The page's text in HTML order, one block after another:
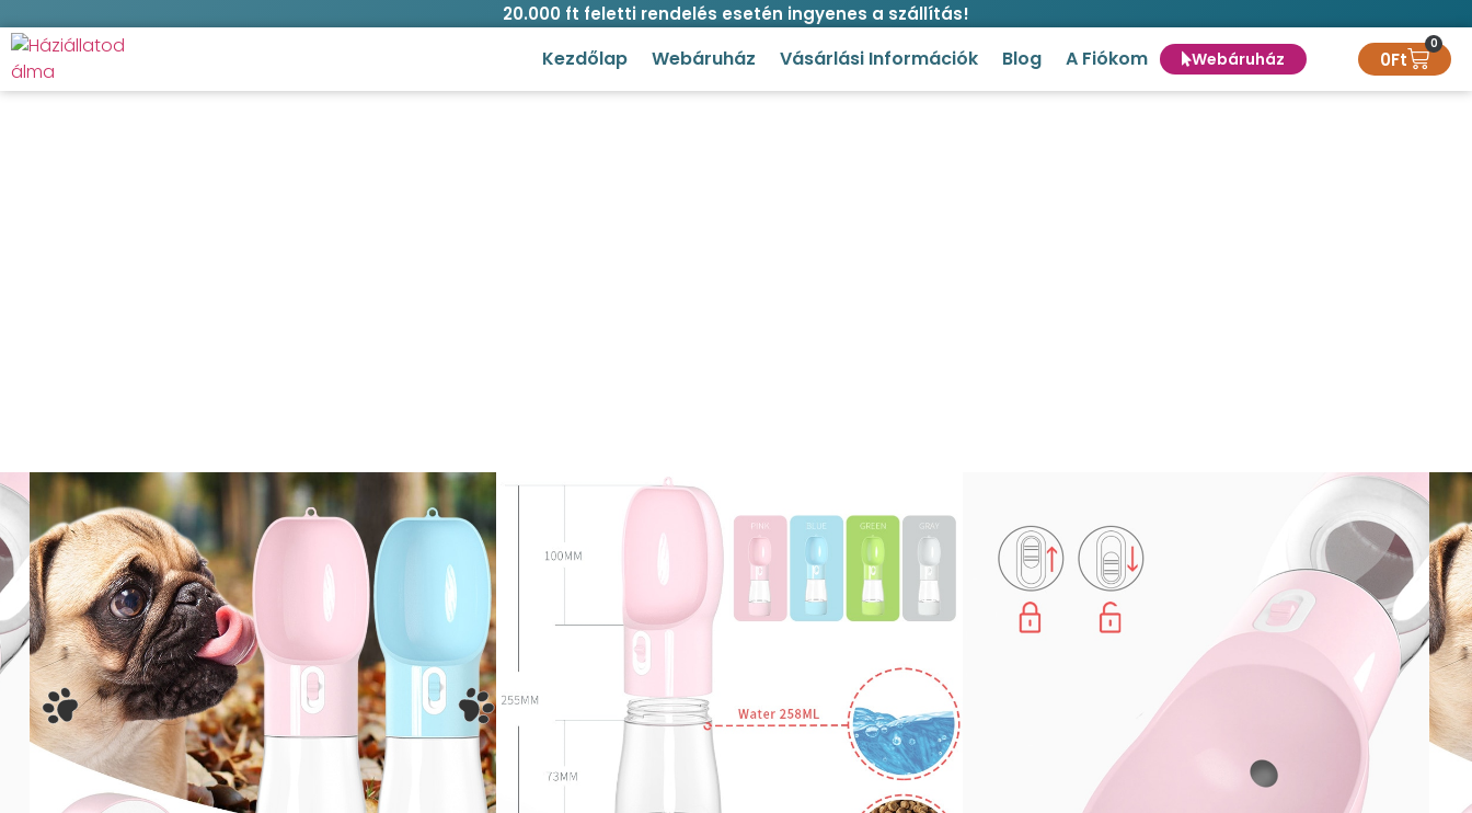
20.000 ft feletti rendelés esetén ingyenes a szállítás!
Kezdőlap Webáruház Vásárlási Információk Blog A Fiókom Webáruház 0Ft
0
Hordozható itató palack jutalomfalat tartóval
kutyáknak több színben
5.490 Ft 3.690 Ft
Hordozható itató palack, jutalomfalat tartóval
Víz tartály: 258 ml
Szárazeledel tartály: 200 ml